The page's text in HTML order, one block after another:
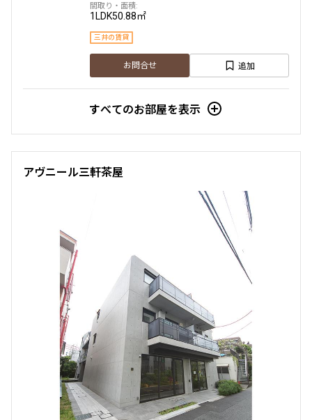
1LDK50.88㎡
三井の賃貸
お問合せ 追加
すべてのお部屋を表示
アヴニール三軒茶屋